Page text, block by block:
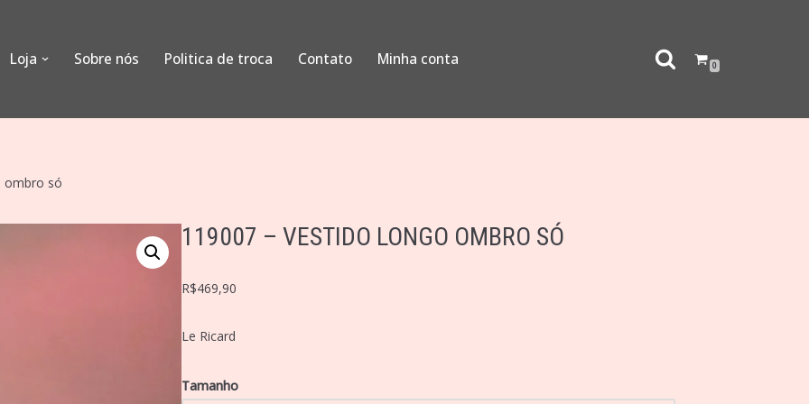
Loja Sobre nós Politica de troca Contato Minha conta 0
ombro só
119007 – VESTIDO LONGO OMBRO SÓ
R$469,90
Le Ricard
Tamanho